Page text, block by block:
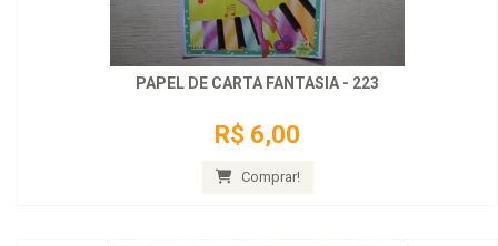
PAPEL DE CARTA FANTASIA - 223
R$ 6,00
Comprar!